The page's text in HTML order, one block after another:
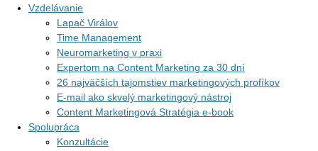
Vzdelávanie
Lapač Virálov
Time Management
Neuromarketing v praxi
Expertom na Content Marketing za 30 dní
26 najväčších tajomstiev marketingových profíkov
E-mail ako skvelý marketingový nástroj
Content Marketingová Stratégia e-book
Spolupráca
Konzultácie